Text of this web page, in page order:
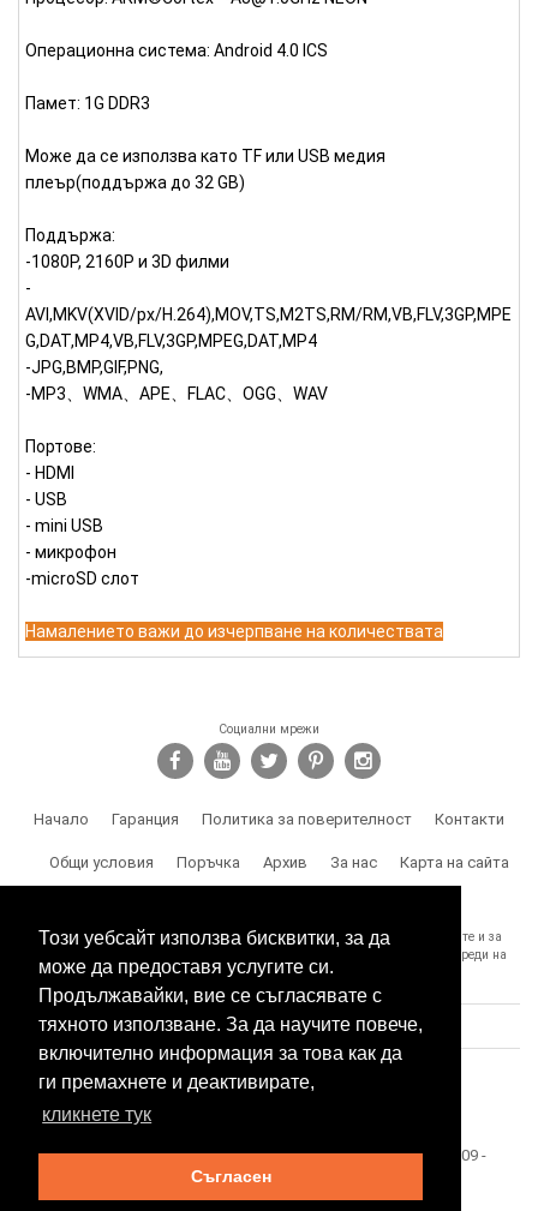
Този уебсайт използва бисквитки, за да
може да предоставя услугите си.
Продължавайки, вие се съгласявате с
тяхното използване. За да научите повече,
включително информация за това как да
ги премахнете и деактивирате,
кликнете тук
Съгласен
Операционна система: Android 4.0 ICS
Памет: 1G DDR3
Може да се използва като TF или USB медия
плеър(поддържа до 32 GB)
Поддържа:
-1080P, 2160P и 3D филми
-
AVI,MKV(XVID/px/H.264),MOV,TS,M2TS,RM/RM,VB,FLV,3GP,MPE
G,DAT,MP4,VB,FLV,3GP,MPEG,DAT,MP4
-JPG,BMP,GIF,PNG,
-MP3、WMA、APE、FLAC、OGG、WAV
Портове:
- HDMI
- USB
- mini USB
- микрофон
-microSD слот
Намалението важи до изчерпване на количествата
Социални мрежи
Начало Гаранция Политика за поверителност Контакти
Общи условия Поръчка Архив За нас Карта на сайта
SPY.BG Ви напомня, че носите отговорност за използването на продуктите и за
спазване на законите, както и за злоумишлени и незаконни действия, вреди на
трети лица и др.
Този сайт е собственост на БЕСТТЕХ ООД Copyright 2009 -
2026 Spy.bg